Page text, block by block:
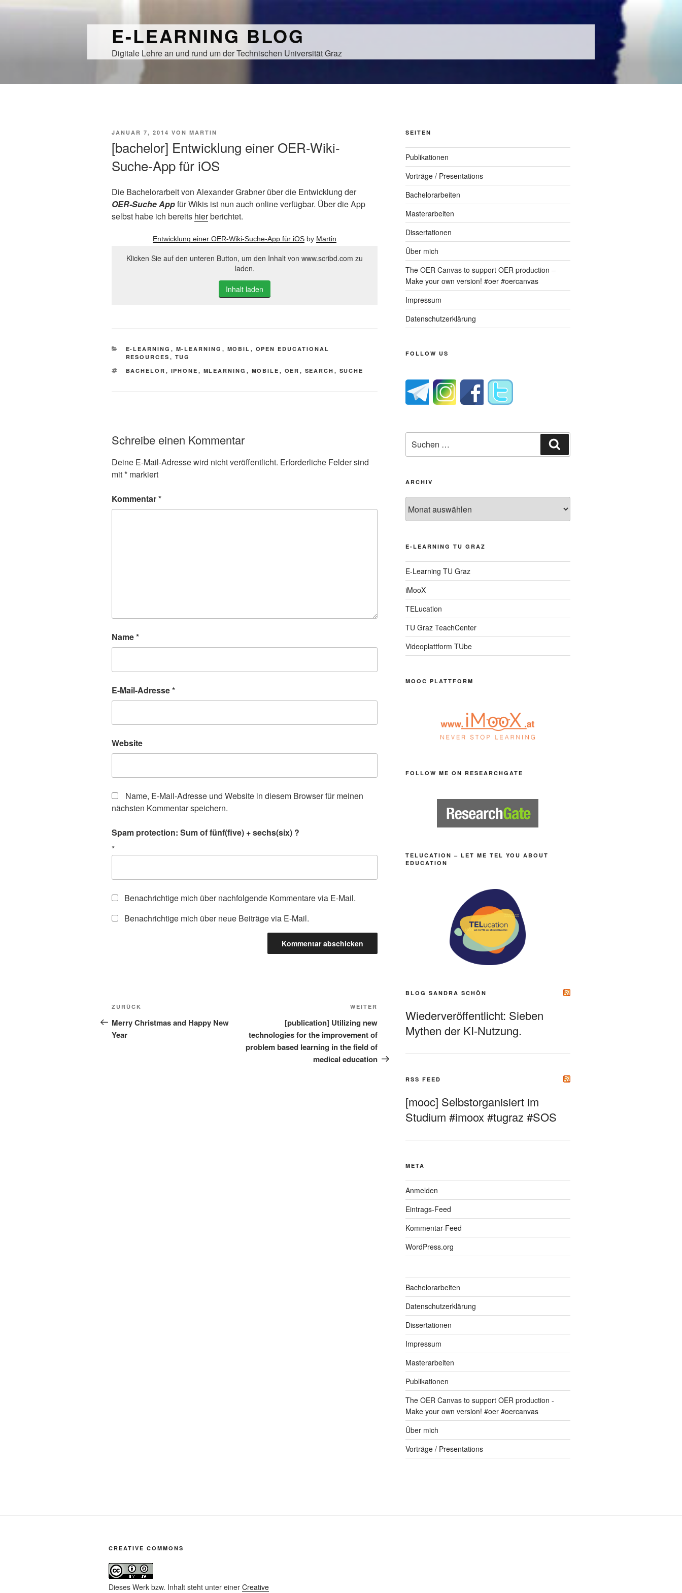
E-LEARNING BLOG
Digitale Lehre an und rund um der Technischen Universität Graz
VERÖFFENTLICHT
JANUAR 7, 2014 VON MARTIN
[bachelor] Entwicklung einer OER-Wiki-
Suche-App für iOS
Die Bachelorarbeit von Alexander Grabner über die Entwicklung der
OER-Suche Appfür Wikis ist nun auch online verfügbar. Über die App
selbst habe ich bereits hierberichtet.
Entwicklung einer OER-Wiki-Suche-App für iOS by Martin
Klicken Sie auf den unteren Button, um den Inhalt von www.scribd.com zu
laden.
Inhalt laden
KATEGORIEN
E-LEARNING , M-LEARNING , MOBIL , OPEN EDUCATIONAL
RESOURCES , TUG
SCHLAGWÖRTER
BACHELOR , IPHONE , MLEARNING , MOBILE , OER , SEARCH , SUCHE
Schreibe einen Kommentar
Deine E-Mail-Adresse wird nicht veröffentlicht. Erforderliche Felder sind
mit* markiert
Kommentar*
Name*
E-Mail-Adresse*
Website
Name, E-Mail-Adresse und Website in diesem Browser für meinen
nächsten Kommentar speichern.
Spam protection: Sum of fünf(five) + sechs(six) ?
*
Benachrichtige mich über nachfolgende Kommentare via E-Mail.
Benachrichtige mich über neue Beiträge via E-Mail.
Beitragsnavigation
Vorheriger
Beitrag
ZURÜCK
Merry Christmas and Happy New
Year
Beitrag
WEITER
[publication] Utilizing new
technologies for the improvement of
problem based learning in the field of
medical education
SEITEN
Publikationen
Vorträge / Presentations
Bachelorarbeiten
Masterarbeiten
Dissertationen
Über mich
The OER Canvas to support OER production –
Make your own version! #oer #oercanvas
Impressum
Datenschutzerklärung
FOLLOW US
nach:
ARCHIV
E-LEARNING TU GRAZ
E-Learning TU Graz
iMooX
TELucation
TU Graz TeachCenter
Videoplattform TUbe
MOOC PLATTFORM
FOLLOW ME ON RESEARCHGATE
TELUCATION – LET ME TEL YOU ABOUT
EDUCATION
BLOG SANDRA SCHÖN
Wiederveröffentlicht: Sieben
Mythen der KI-Nutzung.
RSS FEED
[mooc] Selbstorganisiert im
Studium #imoox #tugraz #SOS
META
Anmelden
Eintrags-Feed
Kommentar-Feed
WordPress.org
Bachelorarbeiten
Datenschutzerklärung
Dissertationen
Impressum
Masterarbeiten
Publikationen
The OER Canvas to support OER production -
Make your own version! #oer #oercanvas
Über mich
Vorträge / Presentations
CREATIVE COMMONS
Dieses Werk bzw. Inhalt steht unter einer Creative